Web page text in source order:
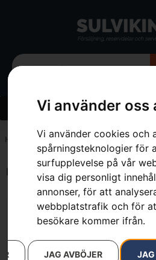
Vi använder oss
Vi använder cookies och
spårningsteknologier för
surfupplevelse på vår
visa dig personligt
annonser, för att
webbplatstrafik och för
besökare kommer ifrån.
JAG
JAG AVBÖJER
Hem 7391883170298
Endast ett sökresultat